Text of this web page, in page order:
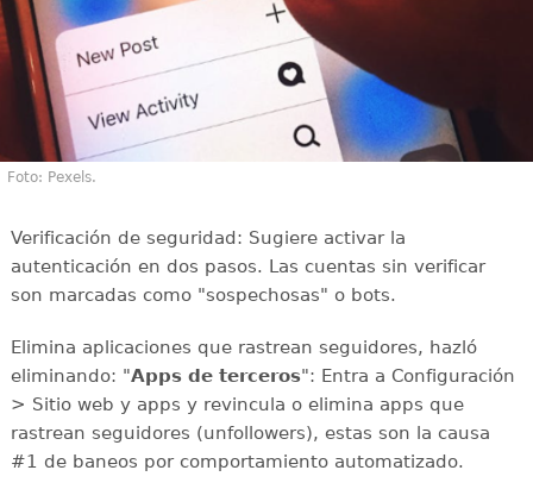
Foto: Pexels.
Verificación de seguridad: Sugiere activar la
autenticación en dos pasos. Las cuentas sin verificar
son marcadas como "sospechosas" o bots.
Elimina aplicaciones que rastrean seguidores, hazló
eliminando: "Apps de terceros": Entra a Configuración
> Sitio web y apps y revincula o elimina apps que
rastrean seguidores (unfollowers), estas son la causa
#1 de baneos por comportamiento automatizado.